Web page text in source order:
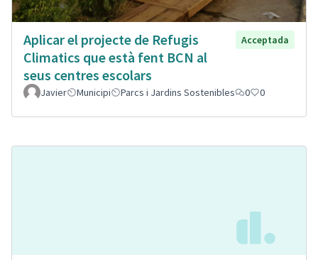
Aplicar el projecte de Refugis
Climatics que està fent BCN al
seus centres escolars
Acceptada
Javier Municipi Parcs i Jardins Sostenibles 0 0